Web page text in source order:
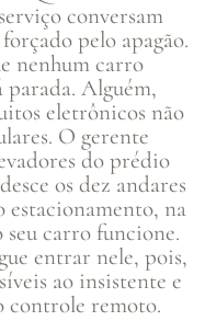
conversam
pelo apagão.
nenhum carro
Alguém,
eletrônicos não
O gerente
do prédio
os dez andares
estacionamento, na
seu carro funcione.
entrar nele, pois,
ao insistente e
controle remoto.